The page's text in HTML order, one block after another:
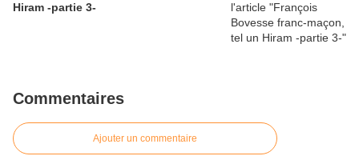
Hiram -partie 3-
Commentaires
Ajouter un commentaire